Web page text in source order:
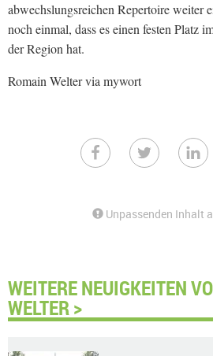
abwechslungsreichen Repertoire weiter
noch einmal, dass es einen festen Platz
der Region hat.
Romain Welter via mywort
Unpassenden Inhalt
WEITERE NEUIGKEITEN
WELTER >